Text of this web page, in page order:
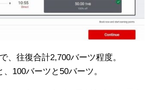
、往復合計2,700バーツ程度。
100バーツと50バーツ。